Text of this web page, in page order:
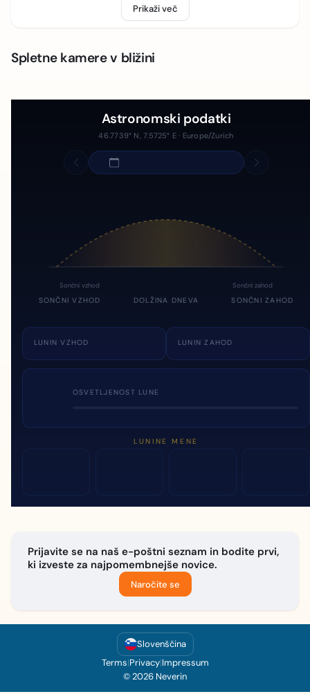
Prikaži več
Spletne kamere v bližini
Astronomski podatki
46.7739° N, 7.5725° E · Europe/Zurich
Sončni vzhod Sončni zahod
SONČNI VZHOD DOLŽINA DNEVA SONČNI ZAHOD
LUNIN VZHOD LUNIN ZAHOD
OSVETLJENOST LUNE
LUNINE MENE
Prijavite se na naš e-poštni seznam in bodite prvi,
ki izveste za najpomembnejše novice.
Naročite se
Slovenščina
Terms|Privacy|Impressum
© 2026 Neverin